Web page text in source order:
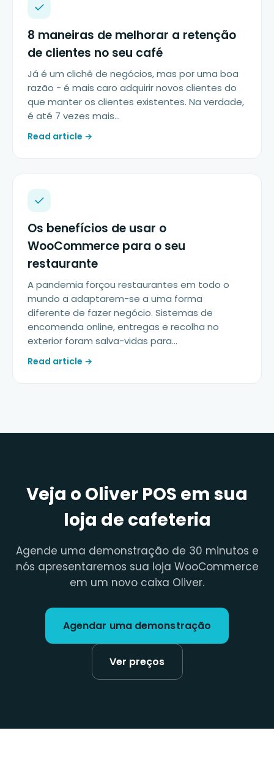
8 maneiras de melhorar a retenção
de clientes no seu café
Já é um clichê de negócios, mas por uma boa
razão - é mais caro adquirir novos clientes do
que manter os clientes existentes. Na verdade,
é até 7 vezes mais...
Read article →
Os benefícios de usar o
WooCommerce para o seu
restaurante
A pandemia forçou restaurantes em todo o
mundo a adaptarem-se a uma forma
diferente de fazer negócio. Sistemas de
encomenda online, entregas e recolha no
exterior foram salva-vidas para...
Read article →
Veja o Oliver POS em sua
loja de cafeteria
Agende uma demonstração de 30 minutos e
nós apresentaremos sua loja WooCommerce
em um novo caixa Oliver.
Agendar uma demonstração
Ver preços